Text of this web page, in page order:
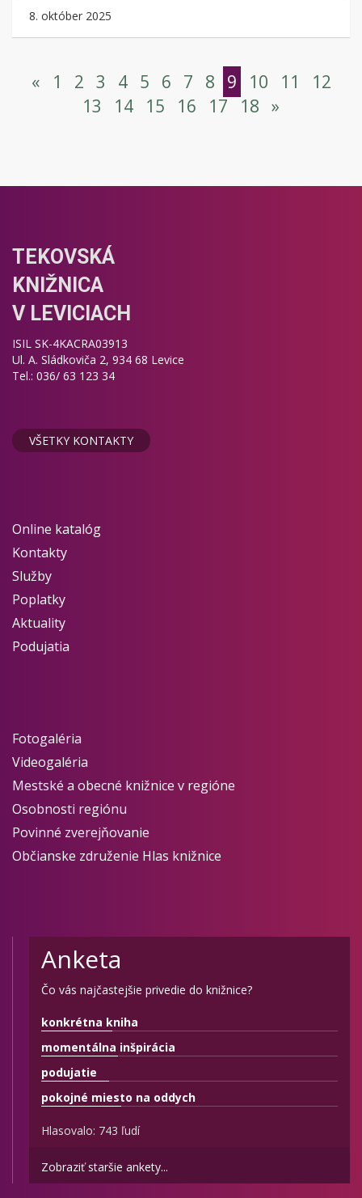
8. október 2025
« 1 2 3 4 5 6 7 8 9 10 11
12
13
14 15 16 17 18 »
TEKOVSKÁ
KNIŽNICA
V LEVICIACH
ISIL SK-4KACRA03913
Ul. A. Sládkoviča 2, 934 68 Levice
Tel.: 036/ 63 123 34
VŠETKY KONTAKTY
Online katalóg
Kontakty
Služby
Poplatky
Aktuality
Podujatia
Fotogaléria
Videogaléria
Mestské a obecné knižnice v regióne
Osobnosti regiónu
Povinné zverejňovanie
Občianske združenie Hlas knižnice
Anketa
Čo vás najčastejšie privedie do knižnice?
konkrétna kniha
momentálna inšpirácia
podujatie
pokojné miesto na oddych
Hlasovalo: 743 ľudí
Zobraziť staršie ankety...